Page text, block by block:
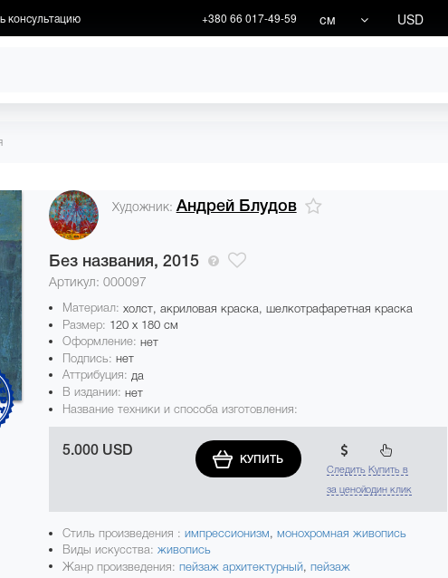
консультацию +380 66 017-49-59 см USD
Художник: Андрей Блудов
Без названия, 2015
Артикул: 000097
Материал: холст, акриловая краска, шелкотрафаретная краска
Размер: 120 x 180 см
Оформление: нет
Подпись: нет
Аттрибуция: да
В издании: нет
Название техники и способа изготовления:
5.000 USD
КУПИТЬ
Следить
за ценой
Купить в
один клик
Стиль произведения : импрессионизм, монохромная живопись
Виды искусства: живопись
Жанр произведения: пейзаж архитектурный, пейзаж